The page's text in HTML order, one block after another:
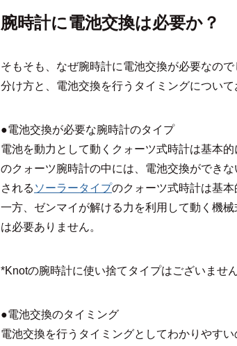
腕時計に電池交換は必要か？
そもそも、なぜ腕時計に電池交換が必要なの
分け方と、電池交換を行うタイミングについて
●電池交換が必要な腕時計のタイプ
電池を動力として動くクォーツ式時計は基本
のクォーツ腕時計の中には、電池交換ができ
される ソーラータイプのクォーツ式時計は基本
一方、ゼンマイが解ける力を利用して動く機
は必要ありません。
*Knotの腕時計に使い捨てタイプはございません
●電池交換のタイミング
電池交換を行うタイミングとしてわかりやす